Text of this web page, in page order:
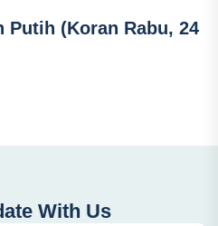
Putih (Koran Rabu, 24
With Us